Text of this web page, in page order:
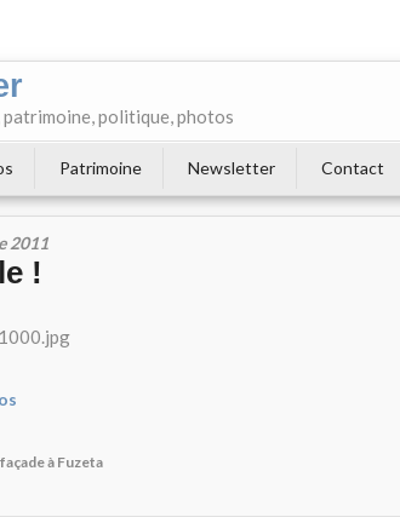
politique, photos
Patrimoine Newsletter Contact
2011
!
à Fuzeta